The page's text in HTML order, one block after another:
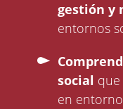
gestión y
social
en